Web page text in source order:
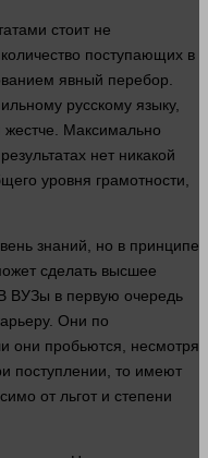
стоит не
количество поступающих в
явный перебор.
русскому языку,
жестче. Максимально
нет никакой
уровня грамотности,
знаний, но в принципе
сделать высшее
ВУЗы в первую очередь
Они по
они пробьются, несмотря
поступлении, то имеют
от льгот и степени